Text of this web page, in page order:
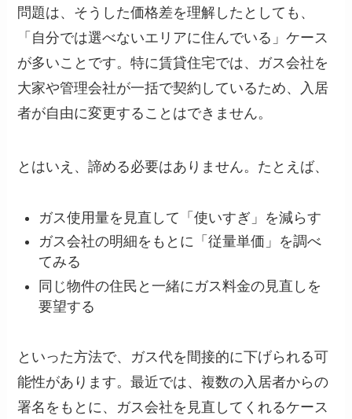
問題は、そうした価格差を理解したとしても、
「自分では選べないエリアに住んでいる」ケース
が多いことです。特に賃貸住宅では、ガス会社を
大家や管理会社が一括で契約しているため、入居
者が自由に変更することはできません。
とはいえ、諦める必要はありません。たとえば、
ガス使用量を見直して「使いすぎ」を減らす
ガス会社の明細をもとに「従量単価」を調べ
てみる
同じ物件の住民と一緒にガス料金の見直しを
要望する
といった方法で、ガス代を間接的に下げられる可
能性があります。最近では、複数の入居者からの
署名をもとに、ガス会社を見直してくれるケース